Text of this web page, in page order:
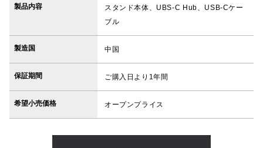
製品内容
スタンド本体、UBS-C Hub、USB-Cケー
ブル
製造国 中国
保証期間 ご購入日より1年間
希望小売価格 オープンプライス